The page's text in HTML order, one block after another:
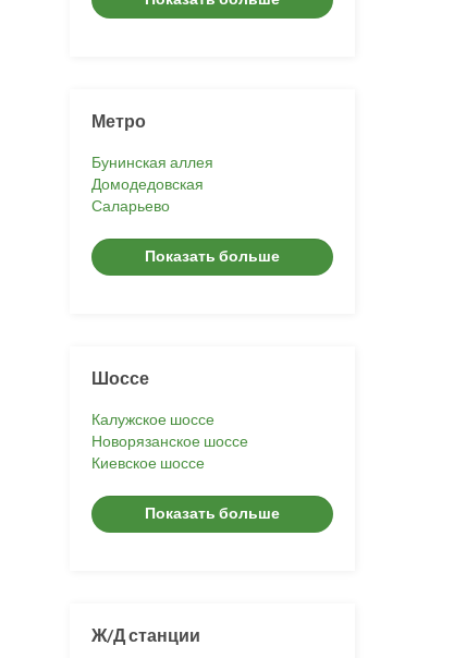
Метро
Бунинская аллея
Домодедовская
Саларьево
Показать больше
Шоссе
Калужское шоссе
Новорязанское шоссе
Киевское шоссе
Показать больше
Ж/Д станции